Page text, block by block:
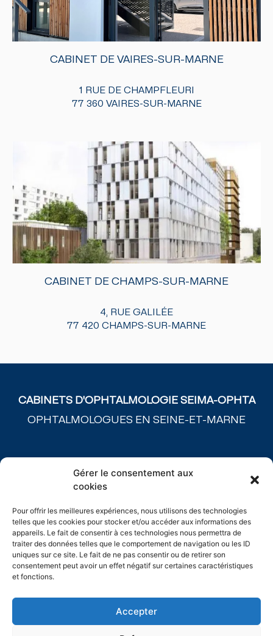
Gérer le consentement aux
cookies
Pour offrir les meilleures expériences, nous utilisons des technologies
telles que les cookies pour stocker et/ou accéder aux informations des
appareils. Le fait de consentir à ces technologies nous permettra de
traiter des données telles que le comportement de navigation ou les ID
uniques sur ce site. Le fait de ne pas consentir ou de retirer son
consentement peut avoir un effet négatif sur certaines caractéristiques
et fonctions.
Accepter
CABINET DE VAIRES-SUR-MARNE
1 RUE DE CHAMPFLEURI
77 360 VAIRES-SUR-MARNE
CABINET DE CHAMPS-SUR-MARNE
4, RUE GALILÉE
77 420 CHAMPS-SUR-MARNE
CABINETS D'OPHTALMOLOGIE SEIMA-OPHTA
OPHTALMOLOGUES EN SEINE-ET-MARNE
NOS CABINETS
CHIRURGIES
SPÉCIALITÉS
TARIFS
PLATEAU TECHNIQUE
CONTACT